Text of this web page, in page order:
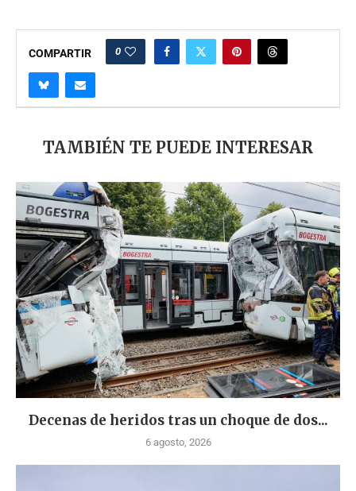
COMPARTIR 0
TAMBIÉN TE PUEDE INTERESAR
Decenas de heridos tras un choque de dos...
6 agosto, 2026